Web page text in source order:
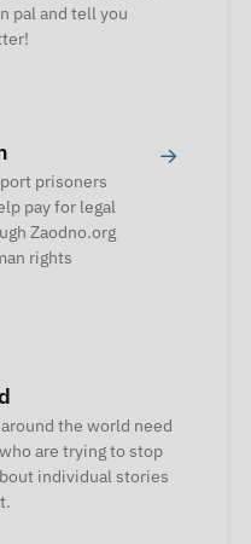
pal and tell you
prisoners
pay for legal
Zaodno.org
rights
→
the world need
are trying to stop
individual stories